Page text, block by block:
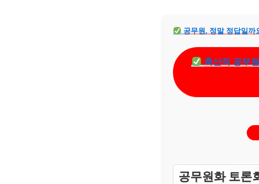
공무원, 정말 정답일까
축산직 공무
공무원화 토론